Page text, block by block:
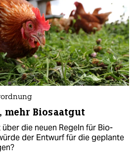
mehr Biosaatgut
die neuen Regeln für Bio-
der Entwurf für die geplante